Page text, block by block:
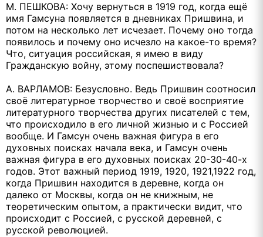
М. ПЕШКОВА: Хочу вернуться в 1919 год, когда ещё
имя Гамсуна появляется в дневниках Пришвина, и
потом на несколько лет исчезает. Почему оно тогда
появилось и почему оно исчезло на какое-то время?
Что, ситуация российская, я имею в виду
Гражданскую войну, этому поспешиствовала?
А. ВАРЛАМОВ: Безусловно. Ведь Пришвин соотносил
своё литературное творчество и своё восприятие
литературного творчества других писателей с тем,
что происходило в его личной жизнью и с Россией
вообще. И Гамсун очень важная фигура в его
духовных поисках начала века, и Гамсун очень
важная фигура в его духовных поисках 20-30-40-х
годов. Этот важный период 1919, 1920, 1921,1922 год,
когда Пришвин находится в деревне, когда он
далеко от Москвы, когда он не книжным, не
теоретическим опытом, а практически видит, что
происходит с Россией, с русской деревней, с
русской революцией.